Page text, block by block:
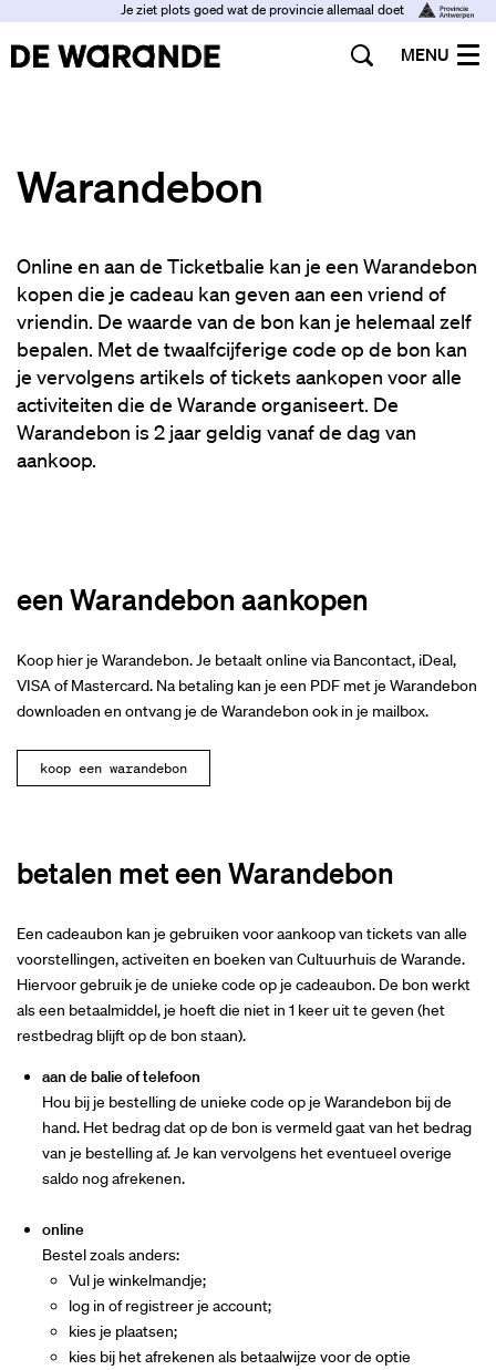
Je ziet plots goed wat de provincie allemaal doet
MENU
Warandebon
Online en aan de Ticketbalie kan je een Warandebon
kopen die je cadeau kan geven aan een vriend of
vriendin. De waarde van de bon kan je helemaal zelf
bepalen. Met de twaalfcijferige code op de bon kan
je vervolgens artikels of tickets aankopen voor alle
activiteiten die de Warande organiseert. De
Warandebon is 2 jaar geldig vanaf de dag van
aankoop.
een Warandebon aankopen
Koop hier je Warandebon. Je betaalt online via Bancontact, iDeal,
VISA of Mastercard. Na betaling kan je een PDF met je Warandebon
downloaden en ontvang je de Warandebon ook in je mailbox.
koop een warandebon
betalen met een Warandebon
Een cadeaubon kan je gebruiken voor aankoop van tickets van alle
voorstellingen, activeiten en boeken van Cultuurhuis de Warande.
Hiervoor gebruik je de unieke code op je cadeaubon. De bon werkt
als een betaalmiddel, je hoeft die niet in 1 keer uit te geven (het
restbedrag blijft op de bon staan).
aan de balie of telefoon
Hou bij je bestelling de unieke code op je Warandebon bij de
hand. Het bedrag dat op de bon is vermeld gaat van het bedrag
van je bestelling af. Je kan vervolgens het eventueel overige
saldo nog afrekenen.
online
Bestel zoals anders:
Vul je winkelmandje;
log in of registreer je account;
kies je plaatsen;
kies bij het afrekenen als betaalwijze voor de optie